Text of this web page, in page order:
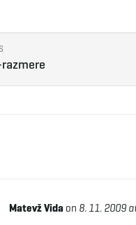
Matevž Vidaon 8. 11. 2009